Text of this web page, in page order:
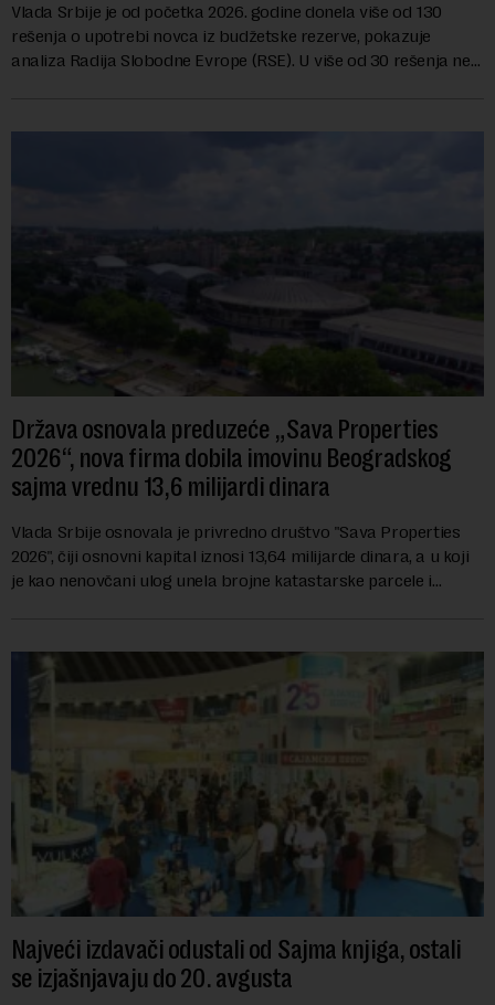
Vlada Srbije je od početka 2026. godine donela više od 130
rešenja o upotrebi novca iz budžetske rezerve, pokazuje
analiza Radija Slobodne Evrope (RSE). U više od 30 rešenja ne
Država osnovala preduzeće „Sava Properties
2026“, nova firma dobila imovinu Beogradskog
sajma vrednu 13,6 milijardi dinara
Vlada Srbije osnovala je privredno društvo "Sava Properties
2026", čiji osnovni kapital iznosi 13,64 milijarde dinara, a u koji
je kao nenovčani ulog unela brojne katastarske parcele i
Najveći izdavači odustali od Sajma knjiga, ostali
se izjašnjavaju do 20. avgusta